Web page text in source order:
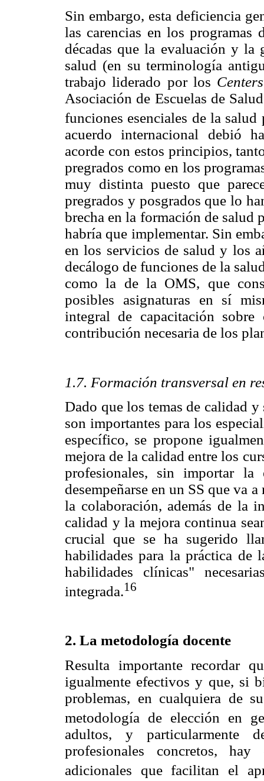
Sin embargo, esta deficiencia
las carencias en los programas
décadas que la evaluación y
salud (en su terminología
trabajo liderado por los
Asociación de Escuelas de
funciones esenciales de la
acuerdo internacional debió
acorde con estos principios,
pregrados como en los
muy distinta puesto que
pregrados y posgrados que lo
brecha en la formación de salud
habría que implementar. Sin
en los servicios de salud y los
decálogo de funciones de la
como la de la OMS, que
posibles asignaturas en sí
integral de capacitación
contribución necesaria de los
1.7. Formación transversal en
Dado que los temas de calidad
son importantes para los
específico, se propone
mejora de la calidad entre los
profesionales, sin importar
desempeñarse en un SS que va
la colaboración, además de la
calidad y la mejora continua
crucial que se ha sugerido
habilidades para la práctica de
habilidades clínicas"
integrada.16
2. La metodología docente
Resulta importante recordar
igualmente efectivos y que, si
problemas, en cualquiera de
metodología de elección en
adultos, y particularmente
profesionales concretos,
adicionales que facilitan el